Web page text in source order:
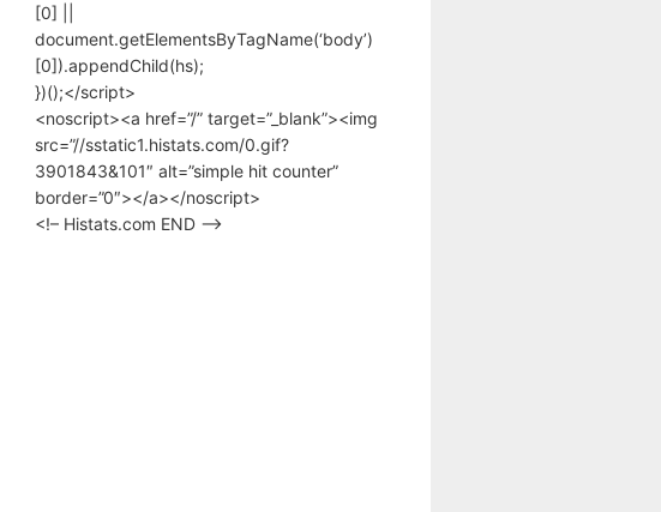
[0] ||
document.getElementsByTagName(‘body’)
[0]).appendChild(hs);
})();</script>
<noscript><a href=”/” target=”_blank”><img
src=”//sstatic1.histats.com/0.gif?
3901843&101″ alt=”simple hit counter”
border=”0″></a></noscript>
<!– Histats.com END –>